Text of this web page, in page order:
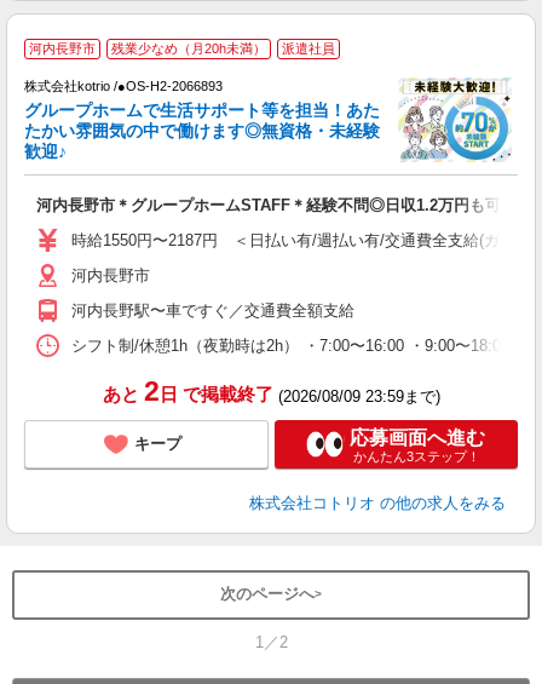
河内長野市 残業少なめ（月20h未満） 派遣社員
株式会社kotrio /●OS-H2-2066893
グループホームで生活サポート等を担当！あた
たかい雰囲気の中で働けます◎無資格・未経験
歓迎♪
河内長野市＊グループホームSTAFF＊経験不問◎日収1.2万円も可
時給1550円〜2187円 ＜日払い有/週払い有/交通費全支給(ガソリ
河内長野市
河内長野駅〜車ですぐ／交通費全額支給
シフト制/休憩1h（夜勤時は2h） ・7:00〜16:00 ・9:00〜18:00
あと 2 日 で掲載終了 (2026/08/09 23:59まで)
キープ 応募画面へ進む
かんたん3ステップ！
株式会社コトリオ の他の求人をみる
次のページへ
1／2